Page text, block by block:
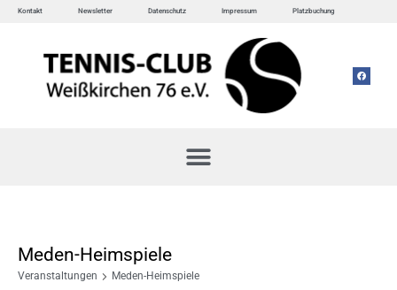
Kontakt Newsletter Datenschutz Impressum Platzbuchung
Meden-Heimspiele
Veranstaltungen Meden-Heimspiele